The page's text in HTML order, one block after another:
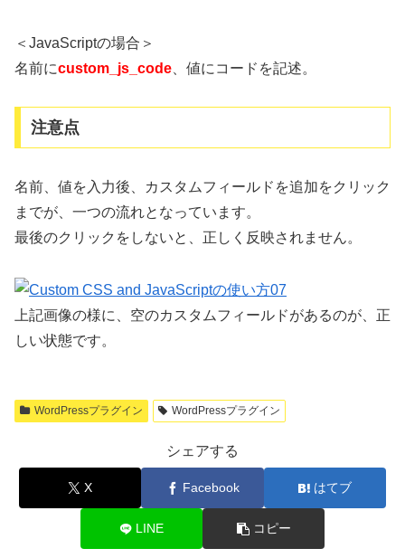
＜JavaScriptの場合＞
名前にcustom_js_code 、値にコードを記述。
注意点
名前、値を入力後、カスタムフィールドを追加をクリック
までが、一つの流れとなっています。
最後のクリックをしないと、正しく反映されません。
上記画像の様に、空のカスタムフィールドがあるのが、正
しい状態です。
WordPressプラグイン WordPressプラグイン
シェアする
X Facebook はてブ
LINE コピー